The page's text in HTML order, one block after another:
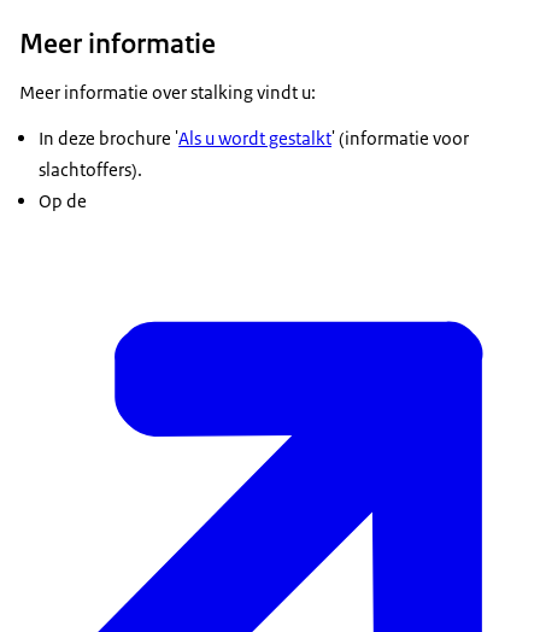
Meer informatie
Meer informatie over stalking vindt u:
In deze brochure 'Als u wordt gestalkt' (informatie voor
slachtoffers).
Op de